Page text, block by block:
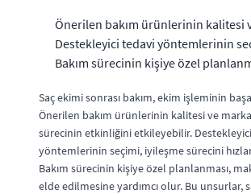
Önerilen bakım ürünlerinin kalitesi
Destekleyici tedavi yöntemlerinin
Bakım sürecinin kişiye özel
Saç ekimi sonrası bakım, ekim işleminin
Önerilen bakım ürünlerinin kalitesi ve
sürecinin etkinliğini etkileyebilir.
yöntemlerinin seçimi, iyileşme sürecini
Bakım sürecinin kişiye özel planlanması,
elde edilmesine yardımcı olur. Bu unsurlar,